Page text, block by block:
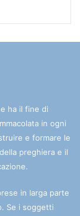
ha il fine di
in ogni
e formare le
preghiera e il
in larga parte
Se i soggetti